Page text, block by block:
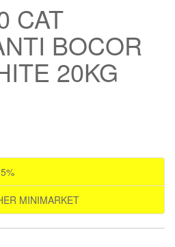
CAT
BOCOR
20KG
MINIMARKET